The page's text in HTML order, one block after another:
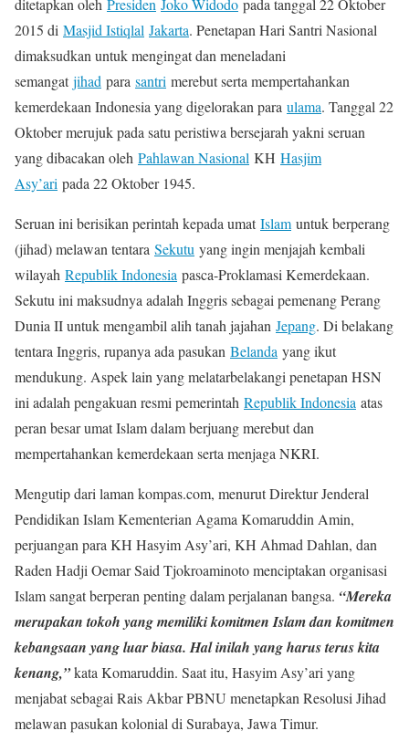
ditetapkan oleh Presiden Joko Widodo pada tanggal 22 Oktober
2015 di Masjid Istiqlal Jakarta. Penetapan Hari Santri Nasional
dimaksudkan untuk mengingat dan meneladani
semangatjihad para santri merebut serta mempertahankan
kemerdekaan Indonesia yang digelorakan para ulama. Tanggal 22
Oktober merujuk pada satu peristiwa bersejarah yakni seruan
yang dibacakan oleh Pahlawan Nasional KH Hasjim
Asy’ari pada 22 Oktober 1945.
Seruan ini berisikan perintah kepada umatIslam untuk berperang
(jihad) melawan tentara Sekutu yang ingin menjajah kembali
wilayah Republik Indonesia pasca-Proklamasi Kemerdekaan.
Sekutu ini maksudnya adalah Inggris sebagai pemenang Perang
Dunia II untuk mengambil alih tanah jajahan Jepang. Di belakang
tentara Inggris, rupanya ada pasukan Belanda yang ikut
mendukung. Aspek lain yang melatarbelakangi penetapan HSN
ini adalah pengakuan resmi pemerintah Republik Indonesia atas
peran besar umat Islam dalam berjuang merebut dan
mempertahankan kemerdekaan serta menjaga NKRI.
Mengutip dari laman kompas.com, menurut Direktur Jenderal
Pendidikan Islam Kementerian Agama Komaruddin Amin,
perjuangan para KH Hasyim Asy’ari, KH Ahmad Dahlan, dan
Raden Hadji Oemar Said Tjokroaminoto menciptakan organisasi
Islam sangat berperan penting dalam perjalanan bangsa. “Mereka
merupakan tokoh yang memiliki komitmen Islam dan komitmen
kebangsaan yang luar biasa. Hal inilah yang harus terus kita
kenang,”kata Komaruddin. Saat itu, Hasyim Asy’ari yang
menjabat sebagai Rais Akbar PBNU menetapkan Resolusi Jihad
melawan pasukan kolonial di Surabaya, Jawa Timur.